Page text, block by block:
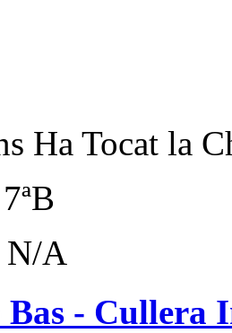
Ha Tocat la
N/A
- Cullera